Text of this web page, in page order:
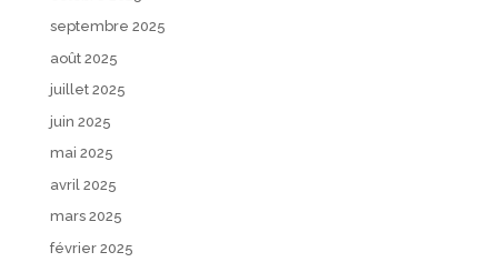
septembre 2025
août 2025
juillet 2025
juin 2025
mai 2025
avril 2025
mars 2025
février 2025